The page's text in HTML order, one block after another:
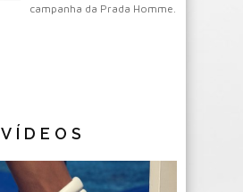
campanha da Prada Homme.
VÍDEOS